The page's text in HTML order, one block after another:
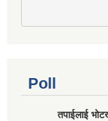
Poll
तपाईलाई